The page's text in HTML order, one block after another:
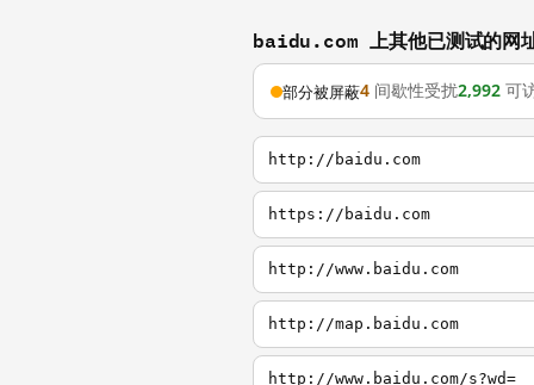
baidu.com 上其他已测试的网
部分被屏蔽4 间歇性受扰2,992 可
http://baidu.com
https://baidu.com
http://www.baidu.com
http://map.baidu.com
http://www.baidu.com/s?wd=